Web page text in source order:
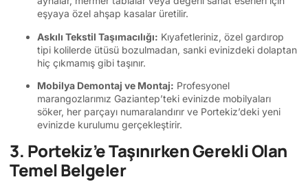
eşyaya özel ahşap kasalar üretilir.
Askılı Tekstil Taşımacılığı: Kıyafetleriniz, özel gardırop
tipi kolilerde ütüsü bozulmadan, sanki evinizdeki dolaptan
hiç çıkmamış gibi taşınır.
Mobilya Demontaj ve Montaj: Profesyonel
marangozlarımız Gaziantep’teki evinizde mobilyaları
söker, her parçayı numaralandırır ve Portekiz’deki yeni
evinizde kurulumu gerçekleştirir.
3. Portekiz’e Taşınırken Gerekli Olan
Temel Belgeler